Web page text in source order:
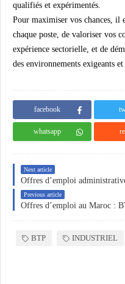
qualifiés et expérimentés.
Pour maximiser vos chances, il
chaque poste, de valoriser vos
expérience sectorielle, et de
des environnements exigeants et
facebook
whatsapp
Next article
Previous article
BTP INDUSTRIEL